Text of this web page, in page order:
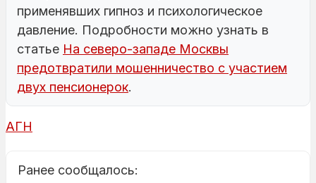
применявших гипноз и психологическое
давление. Подробности можно узнать в
статье На северо-западе Москвы
предотвратили мошенничество с участием
двух пенсионерок.
АГН
Ранее сообщалось: